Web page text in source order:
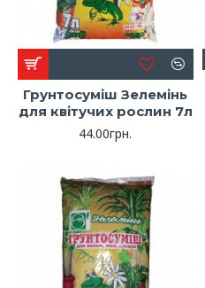
Грунтосуміш Зелемінь
для квітучих рослин 7л
44.00грн.